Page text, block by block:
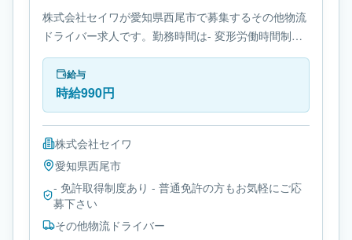
株式会社セイワが愛知県西尾市で募集するその他物流
ドライバー求人です。勤務時間は- 変形労働時間制で
す。必要免許は- 免許取得制度ありです。
給与
時給990円
株式会社セイワ
愛知県西尾市
- 免許取得制度あり - 普通免許の方もお気軽にご応
募下さい
その他物流ドライバー